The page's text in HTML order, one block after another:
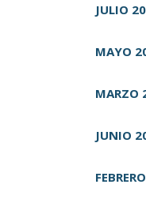
JULIO
MAYO
MARZO
JUNIO